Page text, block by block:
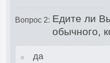
Вопрос 2: Едите ли
обычного,
да